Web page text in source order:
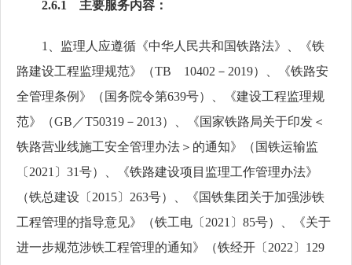
2.6.1 主要服务内容：
1、监理人应遵循《中华人民共和国铁路法》、《铁
路建设工程监理规范》（TB 10402－2019）、《铁路安
全管理条例》（国务院令第639号）、《建设工程监理规
范》（GB／T50319－2013）、《国家铁路局关于印发＜
铁路营业线施工安全管理办法＞的通知》（国铁运输监
〔2021〕31号）、《铁路建设项目监理工作管理办法》
（铁总建设〔2015〕263号）、《国铁集团关于加强涉铁
工程管理的指导意见》（铁工电〔2021〕85号）、《关于
进一步规范涉铁工程管理的通知》（铁经开〔2022〕129